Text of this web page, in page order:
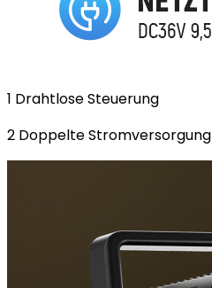
1 Drahtlose Steuerung
2 Doppelte Stromversorgung